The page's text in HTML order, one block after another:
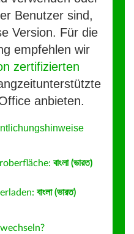
Benutzer sind,
Version. Für die
empfehlen wir
zertifizierten
anbieten.
বাংলা (ভারত)
বাংলা (ভারত)